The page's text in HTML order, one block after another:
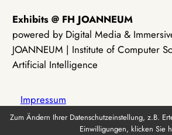
Exhibits @ FH JOANNEUM
powered by Digital Media &
JOANNEUM | Institute of Computer
Artificial Intelligence
Impressum
Zum Ändern Ihrer Datenschutzeinstellung, z.B.
Einwilligungen, klicken Sie